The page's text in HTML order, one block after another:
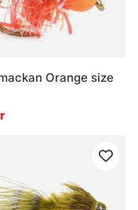
Orange size